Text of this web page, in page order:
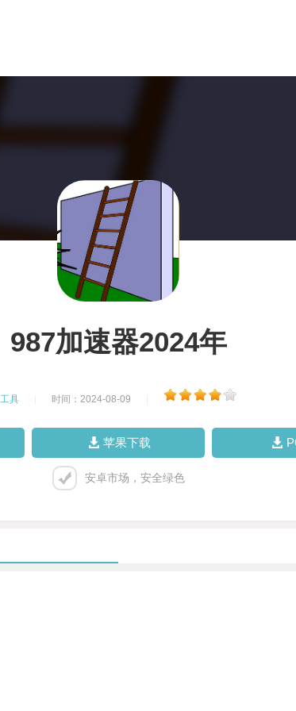
987加速器2024年
工具 时间：2024-08-09
苹果下载
安卓市场，安全绿色